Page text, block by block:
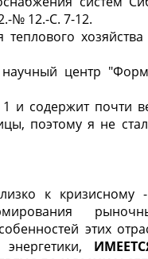
-№ 12.-С. 7-12.
хозяйства
центр
и содержит почти
поэтому я не
к кризисному
этих
энергетики,